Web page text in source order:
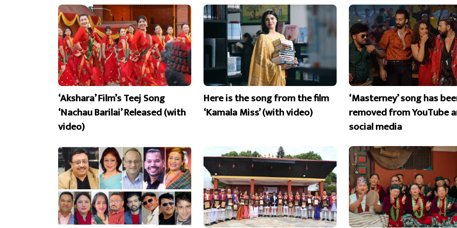
‘Akshara’ Film’s Teej Song
‘Nachau Barilai’ Released (with
video)
Here is the song from the film
‘Kamala Miss’ (with video)
‘Masterney’ song has
removed from YouTube
social media